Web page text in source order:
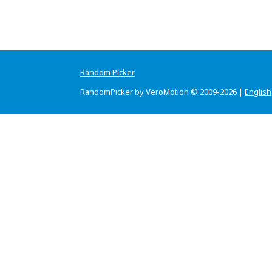
Random Picker
RandomPicker by VeroMotion © 2009-2026 | English